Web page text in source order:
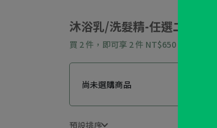
沐浴乳/洗髮精-任選二入$650
買 2 件， 即可享 2 件 NT$650
尚未選購商品
預設排序